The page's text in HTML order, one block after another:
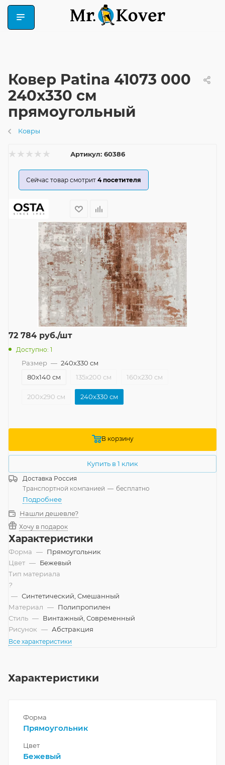
Ковер Patina 41073 000
240x330 см
прямоугольный
Ковры
Артикул: 60386
Сейчас товар смотрит 4 посетителя
72 784 руб./шт
Доступно: 1
Размер — 240x330 см
80x140 см
135x200 см 160x230 см
200x290 см 240x330 см
В корзину
Купить в 1 клик
Доставка Россия
Транспортной компанией — бесплатно
Подробнее
Нашли дешевле?
Хочу в подарок
Характеристики
Форма — Прямоугольник
Цвет — Бежевый
Тип материала
?
— Синтетический, Смешанный
Материал — Полипропилен
Стиль — Винтажный, Современный
Рисунок — Абстракция
Все характеристики
Характеристики
Форма
Прямоугольник
Цвет
Бежевый